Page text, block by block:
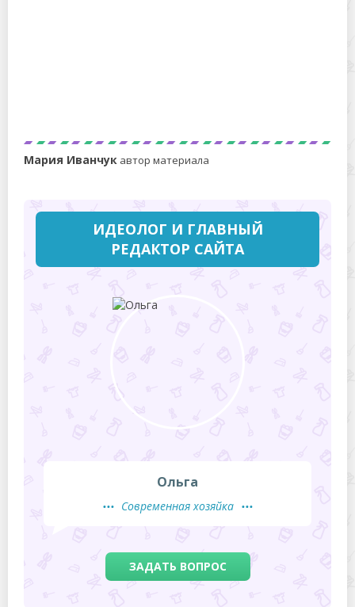
Мария Иванчук автор материала
ИДЕОЛОГ И ГЛАВНЫЙ
РЕДАКТОР САЙТА
Ольга
Современная хозяйка
ЗАДАТЬ ВОПРОС